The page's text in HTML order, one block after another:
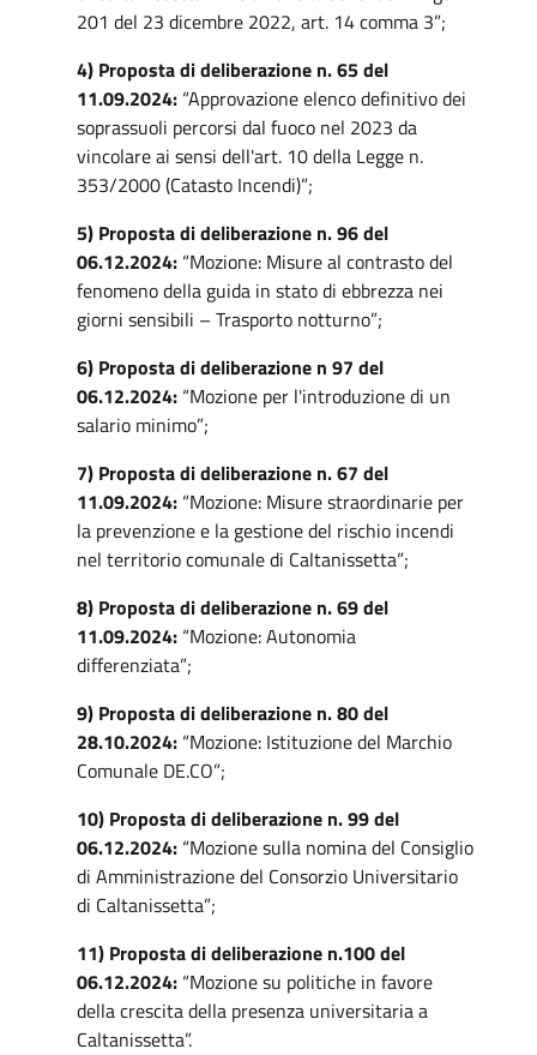
201 del 23 dicembre 2022, art. 14 comma 3”;
4) Proposta di deliberazione n. 65 del
11.09.2024: “Approvazione elenco definitivo dei
soprassuoli percorsi dal fuoco nel 2023 da
vincolare ai sensi dell'art. 10 della Legge n.
353/2000 (Catasto Incendi)”;
5) Proposta di deliberazione n. 96 del
06.12.2024: “Mozione: Misure al contrasto del
fenomeno della guida in stato di ebbrezza nei
giorni sensibili – Trasporto notturno”;
6) Proposta di deliberazione n 97 del
06.12.2024: “Mozione per l'introduzione di un
salario minimo”;
7) Proposta di deliberazione n. 67 del
11.09.2024: “Mozione: Misure straordinarie per
la prevenzione e la gestione del rischio incendi
nel territorio comunale di Caltanissetta”;
8) Proposta di deliberazione n. 69 del
11.09.2024: “Mozione: Autonomia
differenziata”;
9) Proposta di deliberazione n. 80 del
28.10.2024: “Mozione: Istituzione del Marchio
Comunale DE.CO”;
10) Proposta di deliberazione n. 99 del
06.12.2024: “Mozione sulla nomina del Consiglio
di Amministrazione del Consorzio Universitario
di Caltanissetta”;
11) Proposta di deliberazione n.100 del
06.12.2024: “Mozione su politiche in favore
della crescita della presenza universitaria a
Caltanissetta”.